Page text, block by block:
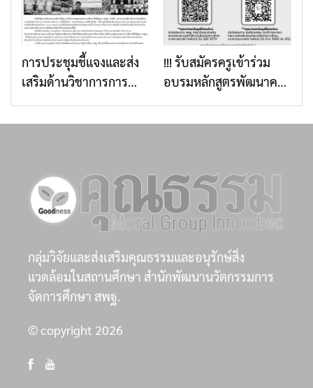
การส่งเสริมคุณธรรมใน
ระดับพื้นที่ผ่านการเรียนรู้
วิถีใหม่
โรงเรียน จำนวนทั้งสิ้น
5,000,000 บาท
การประชุมชี้แจงและส่ง
เสริมด้านวิชาการการ
นี้เพื่อน้อง” ประจำปี
(Smart Farm for
Sustainable Living)”
!!! รับสมัครครูเข้าร่วม
อบรมหลักสูตรพัฒนาครู
10 !!
กลุ่มวิจัยและส่งเสริมคุณธรรมและอนุรักษ์สิ่ง
แวดล้อมในสถานศึกษา สำนักพัฒนานวัตกรรมการ
จัดการศึกษา สพฐ.
© copyright 2026